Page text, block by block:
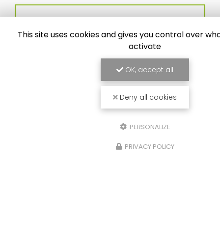
This site uses cookies and gives you control over
activate
OK, accept all
Deny all cookies
PERSONALIZE
PRIVACY POLICY